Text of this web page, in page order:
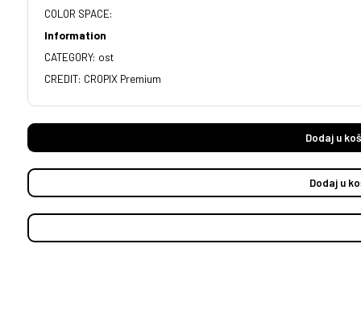
COLOR SPACE:
Information
CATEGORY: ost
CREDIT: CROPIX Premium
Dodaj u
Dodaj u